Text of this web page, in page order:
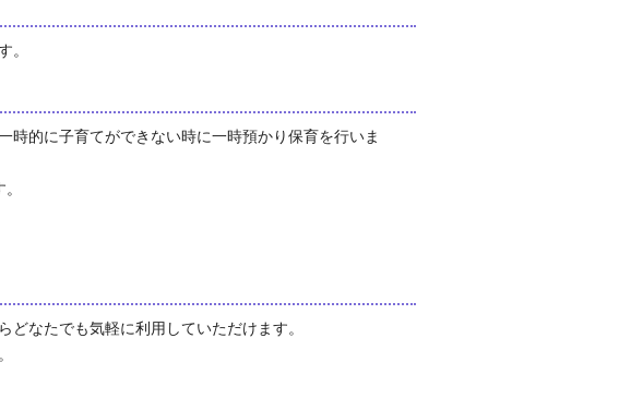
。
時的に子育てができない時に一時預かり保育を行いま
なたでも気軽に利用していただけます。